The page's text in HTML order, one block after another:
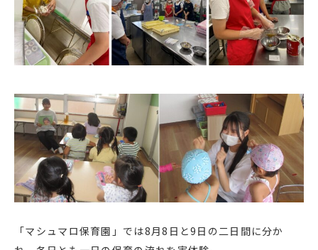
「マシュマロ保育園」では8月8日と9日の二日間に分か